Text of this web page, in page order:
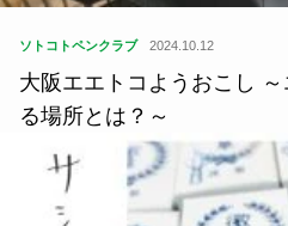
ソトコトペンクラブ 2024.10.12
大阪エエトコようおこし
る場所とは？～